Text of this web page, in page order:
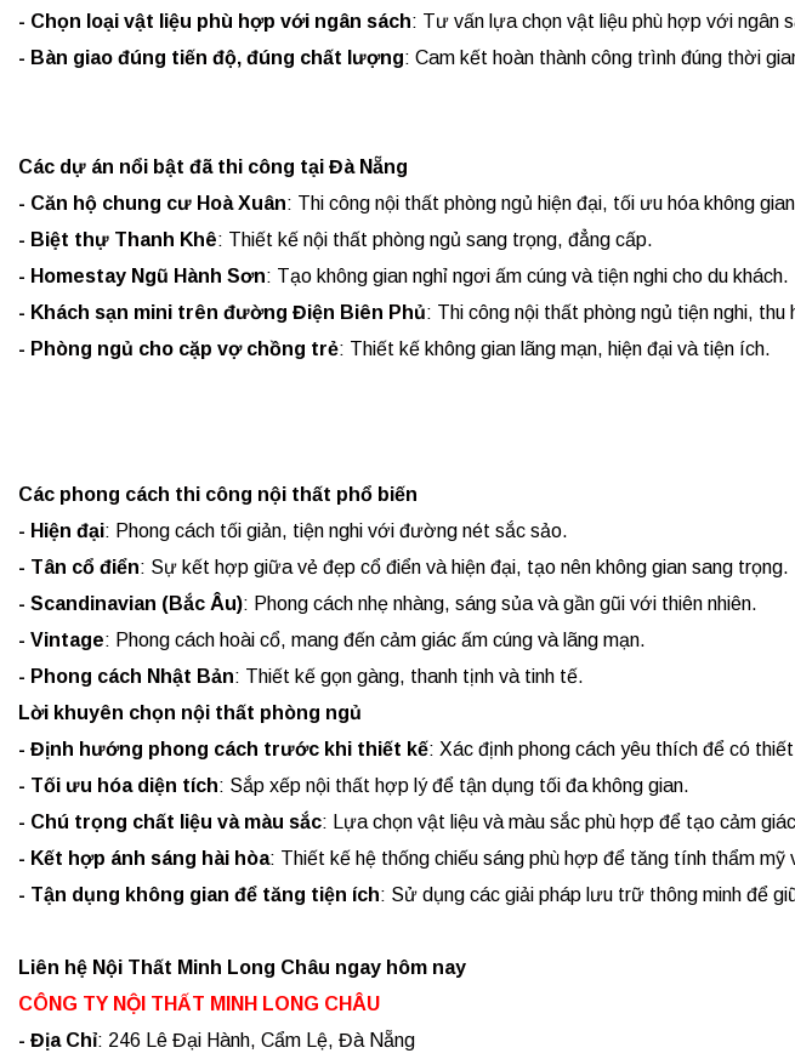
- Chọn loại vật liệu phù hợp với ngân sách: Tư vấn lựa chọn vật liệu phù hợp với ngân
- Bàn giao đúng tiến độ, đúng chất lượng: Cam kết hoàn thành công trình đúng thời
Các dự án nổi bật đã thi công tại Đà Nẵng
- Căn hộ chung cư Hoà Xuân: Thi công nội thất phòng ngủ hiện đại, tối ưu hóa không
- Biệt thự Thanh Khê: Thiết kế nội thất phòng ngủ sang trọng, đẳng cấp.
- Homestay Ngũ Hành Sơn: Tạo không gian nghỉ ngơi ấm cúng và tiện nghi cho du khách.
- Khách sạn mini trên đường Điện Biên Phủ: Thi công nội thất phòng ngủ tiện nghi, thu
- Phòng ngủ cho cặp vợ chồng trẻ: Thiết kế không gian lãng mạn, hiện đại và tiện ích.
Các phong cách thi công nội thất phổ biến
- Hiện đại: Phong cách tối giản, tiện nghi với đường nét sắc sảo.
- Tân cổ điển: Sự kết hợp giữa vẻ đẹp cổ điển và hiện đại, tạo nên không gian sang trọng.
- Scandinavian (Bắc Âu): Phong cách nhẹ nhàng, sáng sủa và gần gũi với thiên nhiên.
- Vintage: Phong cách hoài cổ, mang đến cảm giác ấm cúng và lãng mạn.
- Phong cách Nhật Bản: Thiết kế gọn gàng, thanh tịnh và tinh tế.
Lời khuyên chọn nội thất phòng ngủ
- Định hướng phong cách trước khi thiết kế: Xác định phong cách yêu thích để có
- Tối ưu hóa diện tích: Sắp xếp nội thất hợp lý để tận dụng tối đa không gian.
- Chú trọng chất liệu và màu sắc: Lựa chọn vật liệu và màu sắc phù hợp để tạo cảm
- Kết hợp ánh sáng hài hòa: Thiết kế hệ thống chiếu sáng phù hợp để tăng tính thẩm mỹ
- Tận dụng không gian để tăng tiện ích: Sử dụng các giải pháp lưu trữ thông minh để
Liên hệ Nội Thất Minh Long Châu ngay hôm nay
CÔNG TY NỘI THẤT MINH LONG CHÂU
- Địa Chỉ: 246 Lê Đại Hành, Cẩm Lệ, Đà Nẵng